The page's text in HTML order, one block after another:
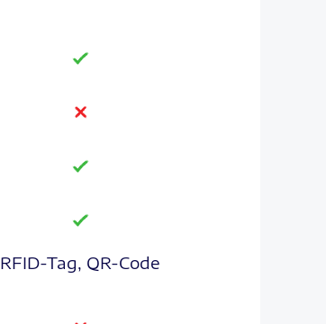
RFID-Tag, QR-Code